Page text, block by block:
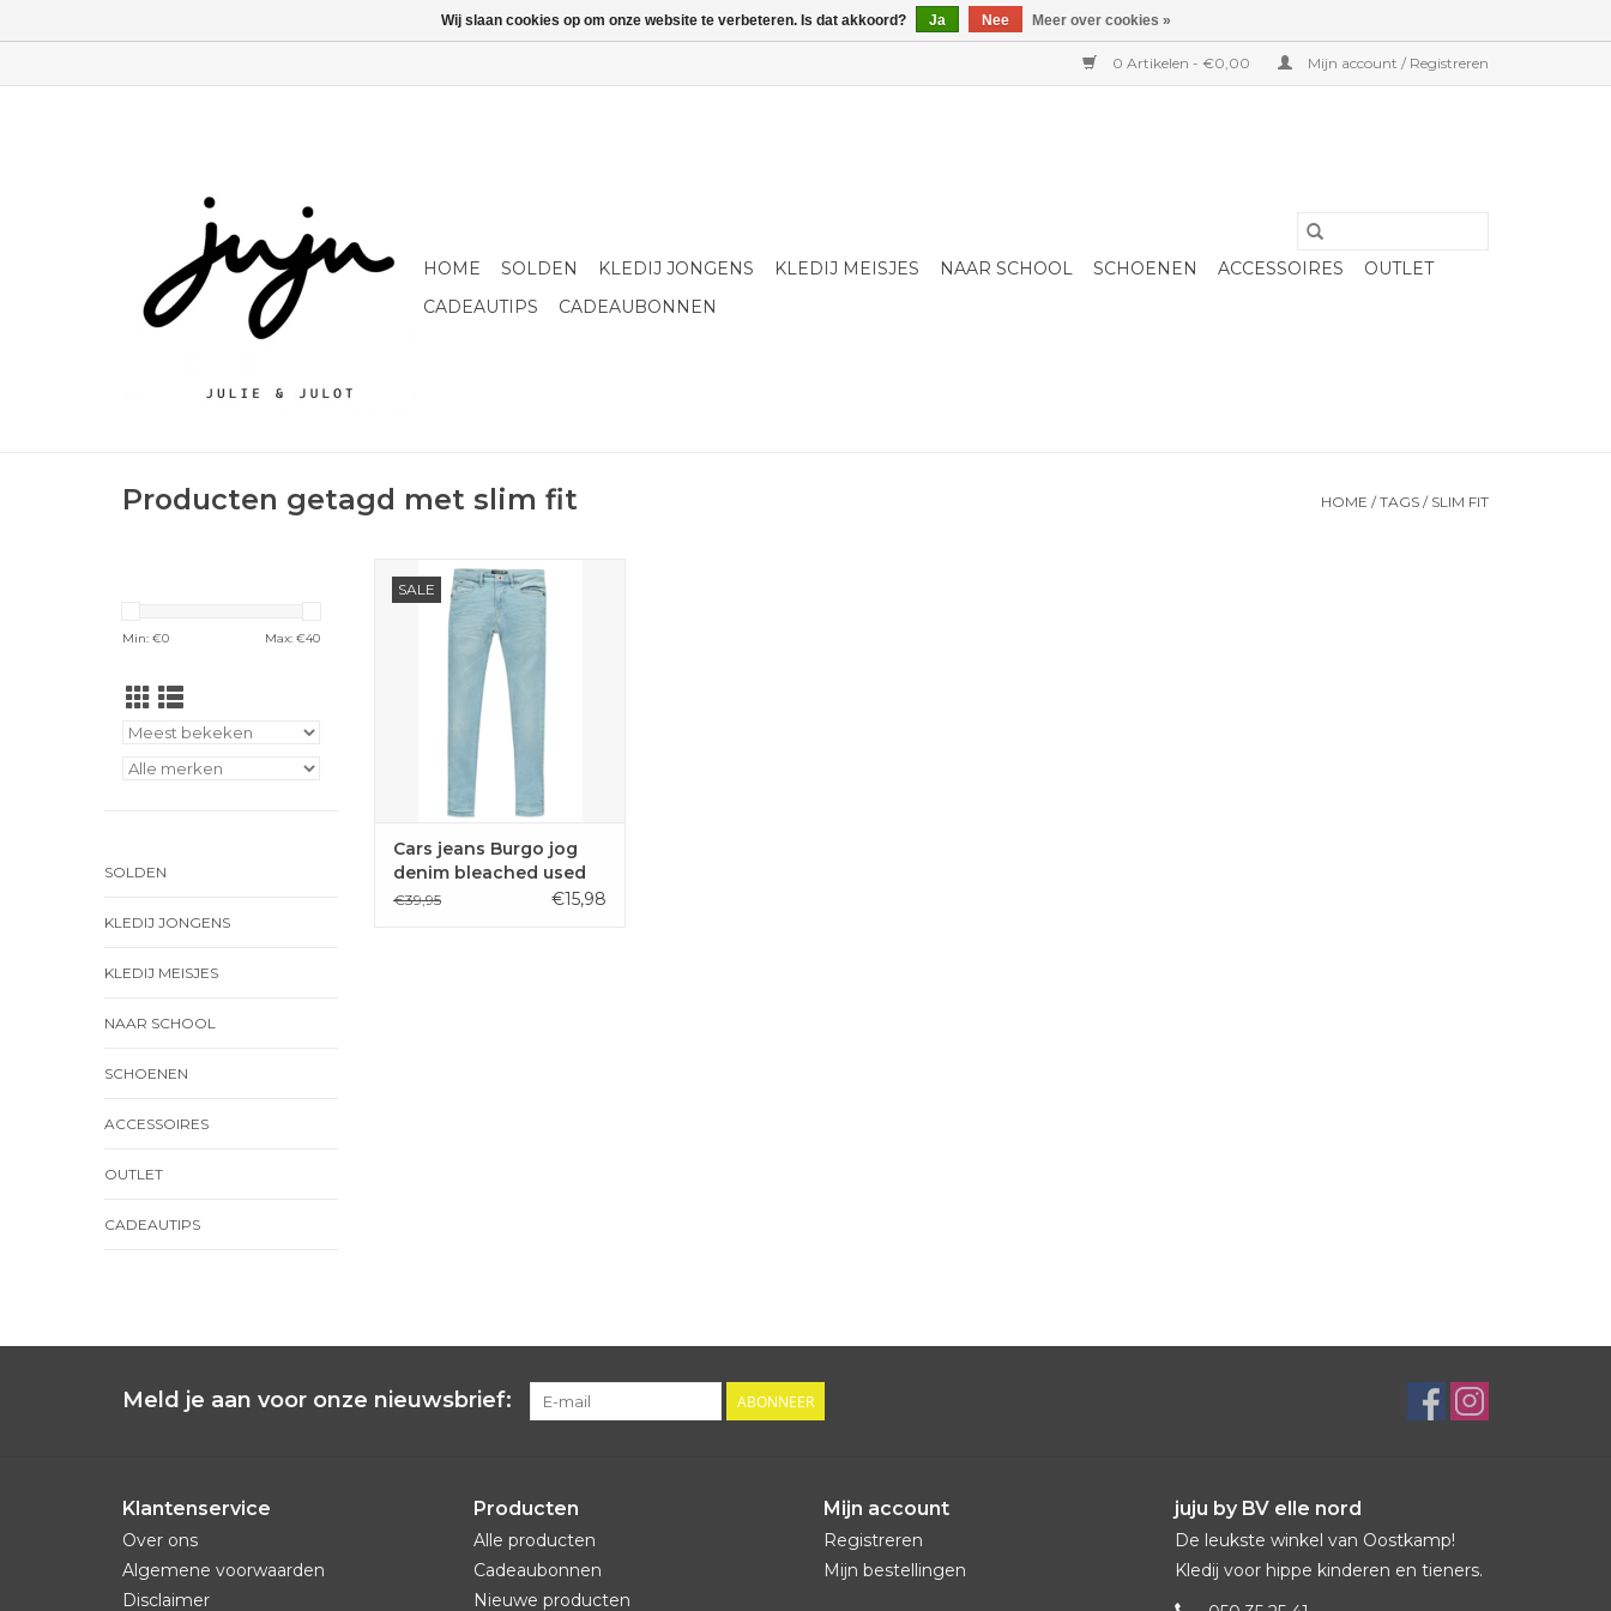
0 Artikelen - €0,00 Mijn account / Registreren
HOME SOLDEN KLEDIJ JONGENS KLEDIJ MEISJES NAAR SCHOOL SCHOENEN ACCESSOIRES
OUTLET
CADEAUTIPS
CADEAUBONNEN
Producten getagd met slim fit HOME /TAGS / SLIM FIT
Min: €0 Max: €40
SOLDEN
KLEDIJ JONGENS
KLEDIJ MEISJES
NAAR SCHOOL
SCHOENEN
ACCESSOIRES
OUTLET
CADEAUTIPS
SALE
Jog denim in licht jeanskleur,
stretch, slim fit.
TOEVOEGEN AAN
WINKELWAGEN
Cars jeans Burgo jog
denim bleached used
€39,95 €15,98
Meld je aan voor onze nieuwsbrief: ABONNEER
Klantenservice
Over ons
Algemene voorwaarden
Disclaimer
Producten
Alle producten
Cadeaubonnen
Nieuwe producten
Mijn account
Registreren
Mijn bestellingen
juju by BV elle nord
De leukste winkel van Oostkamp!
Kledij voor hippe kinderen en tieners.
Wij slaan cookies op om onze website te verbeteren. Is dat akkoord? Ja Nee Meer over cookies »